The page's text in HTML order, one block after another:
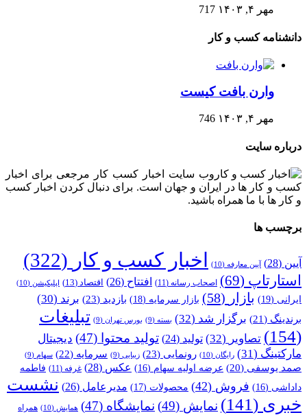
مهر ۴, ۱۴۰۳ 717
دانشنامه کسب و کار
وارن بافت کیست
مهر ۴, ۱۴۰۳ 746
درباره سایت
وب سایت اخبار کسب کار مرجعی برای اخبار
کسب و کار ها در ایران و جهان است. برای دنبال کردن اخبار کسب
و کار ها با ما همراه باشید.
برچسب ها
آیین (28) آیین معارفه (10) اخبار کسب و کار (322)
استارتاپ (69) اصحاب رسانه (11) افتتاح (26) اقتصاد (13) اپلیکیشن (10)
ایرانی (19) بازار (58) بازار سرمایه (18) بازدید (23) برند (30)
برندینگ (21) برگزار شد (32) بسته (9) بورس تهران (9)
تبلیغات
(154)
تصاویر (32) تولید (24) تولید محتوا (47)
دیجیتال
مارکتینگ (31) رایگان (10) رونمایی (23) زیبایی (9) سرمایه (22) سهام (9)
صمد یوسفی (20) عرضه اولیه سهام (16) عکس (28) غرفه (11)
فاطمه
داداشی (16) فروش (42) محصولات (17) مدیرعامل (26)
نشست
خبری (141) نمایش (49) نمایشگاه (47) همایش (10) همراه